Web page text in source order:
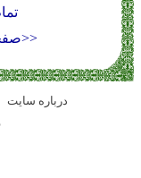
درباره سایت